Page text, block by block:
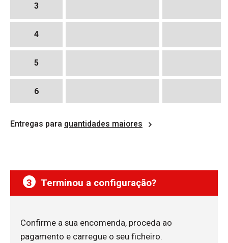
3
4
5
6
7
9
11
Entregas para quantidades maiores
3 Terminou a configuração?
Confirme a sua encomenda, proceda ao
pagamento e carregue o seu ficheiro.